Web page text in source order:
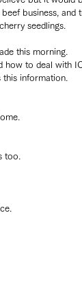
business, and
seedlings.
this morning.
how to deal with
this information.
too.